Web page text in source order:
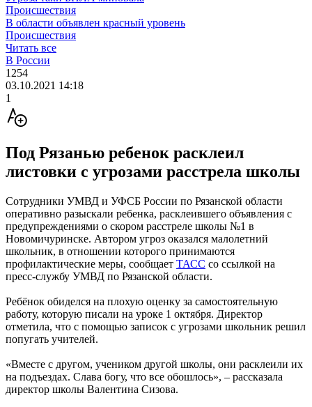
Происшествия
В области объявлен красный уровень
Происшествия
Читать все
В России
1254
03.10.2021 14:18
1
Под Рязанью ребенок расклеил
листовки с угрозами расстрела школы
Сотрудники УМВД и УФСБ России по Рязанской области
оперативно разыскали ребенка, расклеившего объявления с
предупреждениями о скором расстреле школы №1 в
Новомичуринске. Автором угроз оказался малолетний
школьник, в отношении которого принимаются
профилактические меры, сообщает ТАСС со ссылкой на
пресс-службу УМВД по Рязанской области.
Ребёнок обиделся на плохую оценку за самостоятельную
работу, которую писали на уроке 1 октября. Директор
отметила, что с помощью записок с угрозами школьник решил
попугать учителей.
«Вместе с другом, учеником другой школы, они расклеили их
на подъездах. Слава богу, что все обошлось», – рассказала
директор школы Валентина Сизова.